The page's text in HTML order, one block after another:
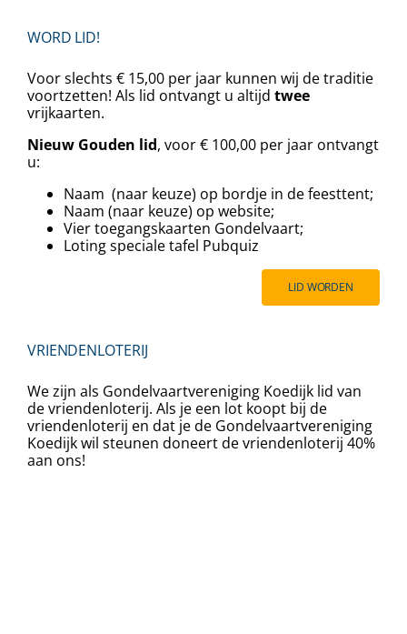
WORD LID!
Voor slechts € 15,00 per jaar kunnen wij de traditie
voortzetten! Als lid ontvangt u altijd twee
vrijkaarten.
Nieuw Gouden lid, voor € 100,00 per jaar ontvangt
u:
Naam (naar keuze) op bordje in de feesttent;
Naam (naar keuze) op website;
Vier toegangskaarten Gondelvaart;
⁠⁠Loting speciale tafel Pubquiz
LID WORDEN
VRIENDENLOTERIJ
We zijn als Gondelvaartvereniging Koedijk lid van
de vriendenloterij. Als je een lot koopt bij de
vriendenloterij en dat je de Gondelvaartvereniging
Koedijk wil steunen doneert de vriendenloterij 40%
aan ons!